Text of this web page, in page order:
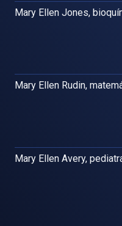
Mary Ellen Jones,
Mary Ellen Rudin,
Mary Ellen Avery,